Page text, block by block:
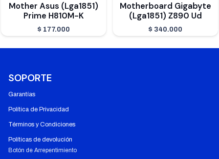
Mother Asus (Lga1851)
Prime H810M-K
$ 177.000
Motherboard Gigabyte
(Lga1851) Z890 Ud
$ 340.000
SOPORTE
Garantías
Política de Privacidad
Términos y Condiciones
Políticas de devolución
Botón de Arrepentimiento